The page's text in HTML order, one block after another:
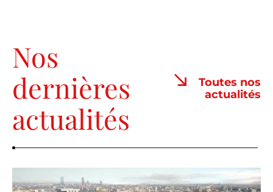
Nos
dernières
actualités
Toutes nos
actualités